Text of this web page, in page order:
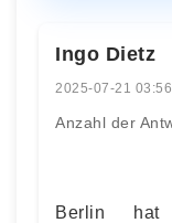
Ingo Dietz
2025-07-21
Anzahl der
Berlin